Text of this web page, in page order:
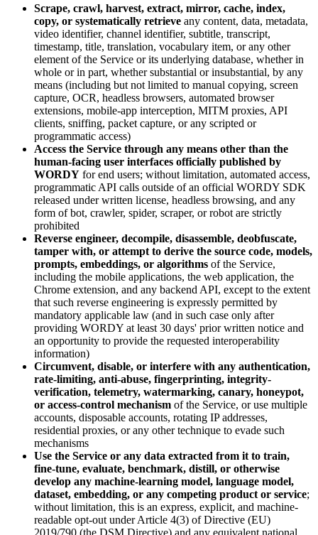
Scrape, crawl, harvest, extract, mirror, cache, index,
copy, or systematically retrieve any content, data, metadata,
video identifier, channel identifier, subtitle, transcript,
timestamp, title, translation, vocabulary item, or any other
element of the Service or its underlying database, whether in
whole or in part, whether substantial or insubstantial, by any
means (including but not limited to manual copying, screen
capture, OCR, headless browsers, automated browser
extensions, mobile-app interception, MITM proxies, API
clients, sniffing, packet capture, or any scripted or
programmatic access)
Access the Service through any means other than the
human-facing user interfaces officially published by
WORDY for end users; without limitation, automated access,
programmatic API calls outside of an official WORDY SDK
released under written license, headless browsing, and any
form of bot, crawler, spider, scraper, or robot are strictly
prohibited
Reverse engineer, decompile, disassemble, deobfuscate,
tamper with, or attempt to derive the source code, models,
prompts, embeddings, or algorithms of the Service,
including the mobile applications, the web application, the
Chrome extension, and any backend API, except to the extent
that such reverse engineering is expressly permitted by
mandatory applicable law (and in such case only after
providing WORDY at least 30 days' prior written notice and
an opportunity to provide the requested interoperability
information)
Circumvent, disable, or interfere with any authentication,
rate-limiting, anti-abuse, fingerprinting, integrity-
verification, telemetry, watermarking, canary, honeypot,
or access-control mechanism of the Service, or use multiple
accounts, disposable accounts, rotating IP addresses,
residential proxies, or any other technique to evade such
mechanisms
Use the Service or any data extracted from it to train,
fine-tune, evaluate, benchmark, distill, or otherwise
develop any machine-learning model, language model,
dataset, embedding, or any competing product or service;
without limitation, this is an express, explicit, and machine-
readable opt-out under Article 4(3) of Directive (EU)